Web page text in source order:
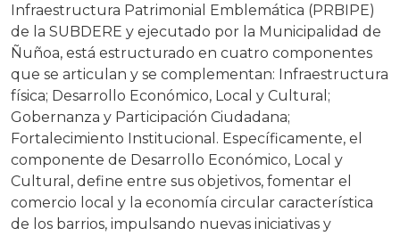
Infraestructura Patrimonial Emblemática (PRBIPE)
de la SUBDERE y ejecutado por la Municipalidad de
Ñuñoa, está estructurado en cuatro componentes
que se articulan y se complementan: Infraestructura
física; Desarrollo Económico, Local y Cultural;
Gobernanza y Participación Ciudadana;
Fortalecimiento Institucional. Específicamente, el
componente de Desarrollo Económico, Local y
Cultural, define entre sus objetivos, fomentar el
comercio local y la economía circular característica
de los barrios, impulsando nuevas iniciativas y